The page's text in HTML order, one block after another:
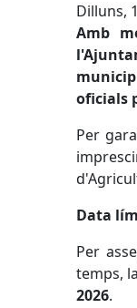
Dilluns,
Amb
oficials
Per
Data
Per
temps,
2026.